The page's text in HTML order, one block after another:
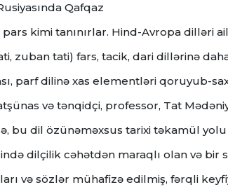
Qafqaz
kimi tanınırlar. Hind-Avropa dilləri
zuban tati) fars, tacik, dari dillərinə
parf dilinə xas elementləri qoruyub-
və tənqidçi, professor, Tat
bu dil özünəməxsus tarixi təkamül yolu
dilçilik cəhətdən maraqlı olan və bir
və sözlər mühafizə edilmiş, fərqli